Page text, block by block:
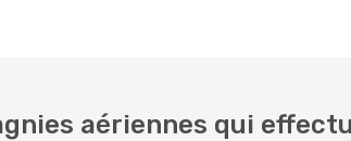
aériennes qui